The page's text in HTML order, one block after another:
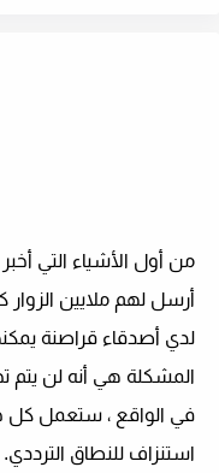
من أول الأشياء التي
أرسل لهم ملايين
لدي أصدقاء قراصنة
المشكلة هي أنه لن يتم
في الواقع ، ستعمل كل
استنزاف للنطاق الترددي.